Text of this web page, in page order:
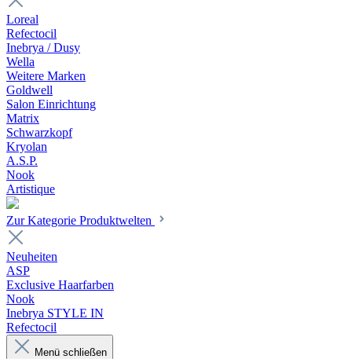
Loreal
Refectocil
Inebrya / Dusy
Wella
Weitere Marken
Goldwell
Salon Einrichtung
Matrix
Schwarzkopf
Kryolan
A.S.P.
Nook
Artistique
Zur Kategorie Produktwelten
Neuheiten
ASP
Exclusive Haarfarben
Nook
Inebrya STYLE IN
Refectocil
Menü schließen